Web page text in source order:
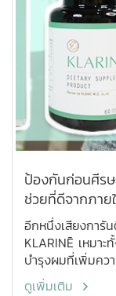
ป้องกันก่อนศีรษ
ช่วยที่ดีจากภาย
อีกหนึ่งเสียงการั
KLARINĒ เหมา
บำรุงผมที่เพิ่มคว
ดูเพิ่มเติม